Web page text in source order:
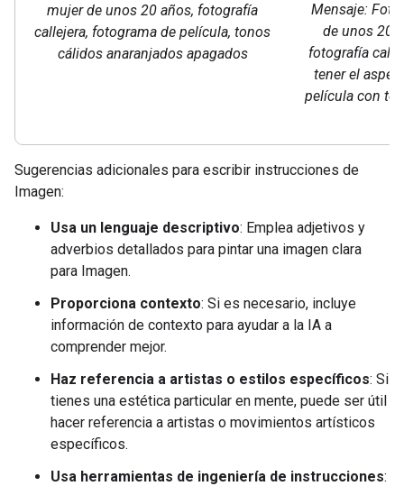
mujer de unos 20 años, fotografía
callejera, fotograma de película, tonos
cálidos anaranjados apagados
Mensaje:
de unos 20
fotografía
tener el
película con
Sugerencias adicionales para escribir instrucciones de
Imagen:
Usa un lenguaje descriptivo: Emplea adjetivos y
adverbios detallados para pintar una imagen clara
para Imagen.
Proporciona contexto: Si es necesario, incluye
información de contexto para ayudar a la IA a
comprender mejor.
Haz referencia a artistas o estilos específicos: Si
tienes una estética particular en mente, puede ser útil
hacer referencia a artistas o movimientos artísticos
específicos.
Usa herramientas de ingeniería de instrucciones: